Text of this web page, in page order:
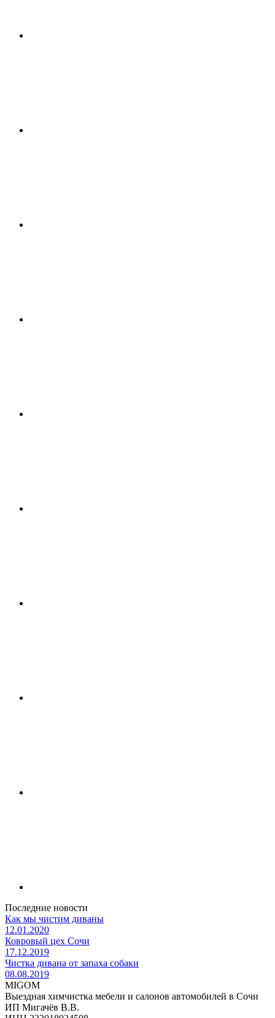
Последние новости
Как мы чистим диваны
12.01.2020
Ковровый цех Сочи
17.12.2019
Чистка дивана от запаха собаки
08.08.2019
MIGOM
Выездная химчистка мебели и салонов автомобилей в Сочи
ИП Мигачёв В.В.